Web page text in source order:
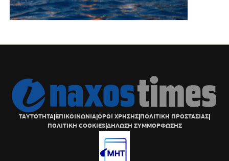
ΤΑΥΤΟΤΗΤΑ|ΕΠΙΚΟΙΝΩΝΙΑ|ΟΡΟΙ ΧΡΗΣΗΣ|ΠΟΛΙΤΙΚΗ ΠΡΟΣΤΑΣΙΑΣ|
ΠΟΛΙΤΙΚΗ COOKIES|ΔΗΛΩΣΗ ΣΥΜΜΟΡΦΩΣΗΣ